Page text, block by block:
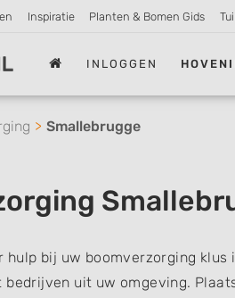
Inspiratie Planten & Bomen Gids
INLOGGEN
Smallebrugge
hulp bij uw boomverzorging
uit uw omgeving.